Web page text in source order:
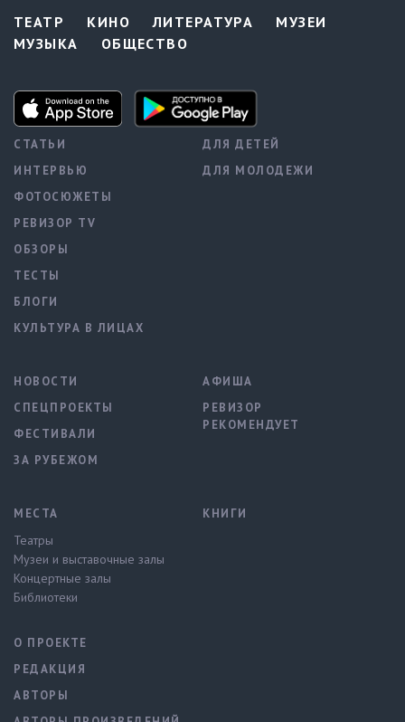
ТЕАТР КИНО ЛИТЕРАТУРА
МУЗЕИ
МУЗЫКА
ОБЩЕСТВО
СТАТЬИ
ИНТЕРВЬЮ
ФОТОСЮЖЕТЫ
РЕВИЗОР TV
ОБЗОРЫ
ТЕСТЫ
БЛОГИ
КУЛЬТУРА В ЛИЦАХ
ДЛЯ ДЕТЕЙ
ДЛЯ МОЛОДЕЖИ
НОВОСТИ
СПЕЦПРОЕКТЫ
ФЕСТИВАЛИ
ЗА РУБЕЖОМ
АФИША
РЕВИЗОР
РЕКОМЕНДУЕТ
МЕСТА
Театры
Музеи и выставочные залы
Концертные залы
Библиотеки
КНИГИ
О ПРОЕКТЕ
РЕДАКЦИЯ
АВТОРЫ